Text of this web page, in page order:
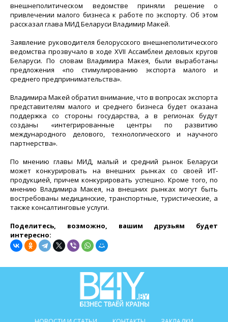
внешнеполитическом ведомстве приняли решение о
привлечении малого бизнеса к работе по экспорту. Об этом
рассказал глава МИД Беларуси Владимир Макей.
Заявление руководителя белорусского внешнеполитического
ведомства прозвучало в ходе XVII Ассамблеи деловых кругов
Беларуси. По словам Владимира Макея, были выработаны
предложения «по стимулированию экспорта малого и
среднего предпринимательства».
Владимира Макей обратил внимание, что в вопросах экспорта
представителям малого и среднего бизнеса будет оказана
поддержка со стороны государства, а в регионах будут
созданы «интегрированные центры по развитию
международного делового, технологического и научного
партнерства».
По мнению главы МИД, малый и средний рынок Беларуси
может конкурировать на внешних рынках со своей ИТ-
продукцией, причем конкурировать успешно. Кроме того, по
мнению Владимира Макея, на внешних рынках могут быть
востребованы медицинские, транспортные, туристические, а
также консалтинговые услуги.
Поделитесь, возможно, вашим друзьям будет
интересно: